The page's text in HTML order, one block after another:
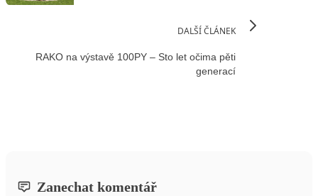
DALŠÍ ČLÁNEK
RAKO na výstavě 100PY – Sto let očima pěti
generací
Zanechat komentář